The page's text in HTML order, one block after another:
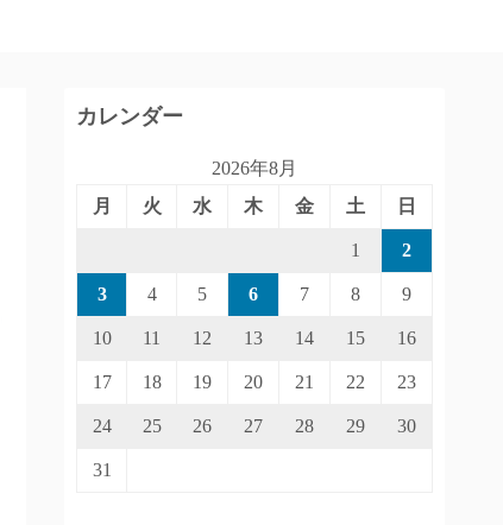
カレンダー
2026年8月
月
火 水 木 金 土 日
1 2
3 4 5 6 7 8 9
10 11 12 13 14 15 16
17 18 19 20 21 22 23
24 25 26 27 28 29 30
31